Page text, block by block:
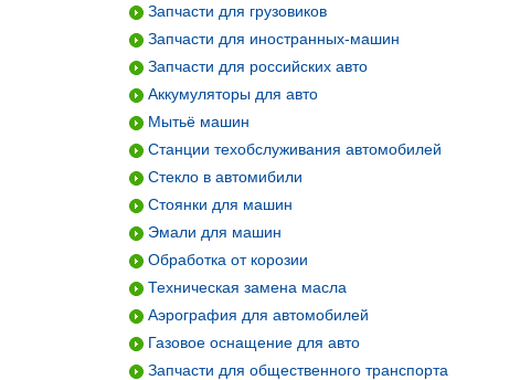
Запчасти для грузовиков
Запчасти для иностранных-машин
Запчасти для российских авто
Аккумуляторы для авто
Мытьё машин
Станции техобслуживания автомобилей
Стекло в автомибили
Стоянки для машин
Эмали для машин
Обработка от корозии
Техническая замена масла
Аэрография для автомобилей
Газовое оснащение для авто
Запчасти для общественного транспорта